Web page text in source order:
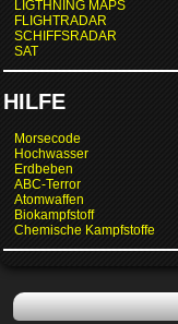
LIGTHNING MAPS
FLIGHTRADAR
SCHIFFSRADAR
SAT
HILFE
Morsecode
Hochwasser
Erdbeben
ABC-Terror
Atomwaffen
Biokampfstoff
Chemische Kampfstoffe